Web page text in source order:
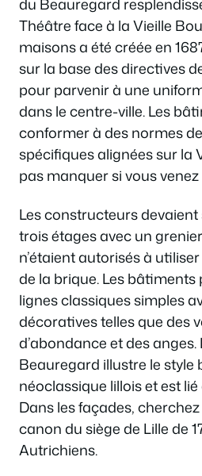
Théâtre face à la Vieille
maisons a été créée en
sur la base des directives
pour parvenir à une
dans le centre-ville. Les
conformer à des normes
spécifiques alignées sur la
pas manquer si vous
Les constructeurs
trois étages avec un
n’étaient autorisés à
de la brique. Les
lignes classiques simples
décoratives telles que des
d’abondance et des anges.
Beauregard illustre le style
néoclassique lillois et est lié
Dans les façades,
canon du siège de Lille de
Autrichiens.